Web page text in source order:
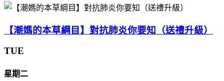
【潮媽的本草綱目】對抗肺炎你要知（送禮升級）
TUE
星期二